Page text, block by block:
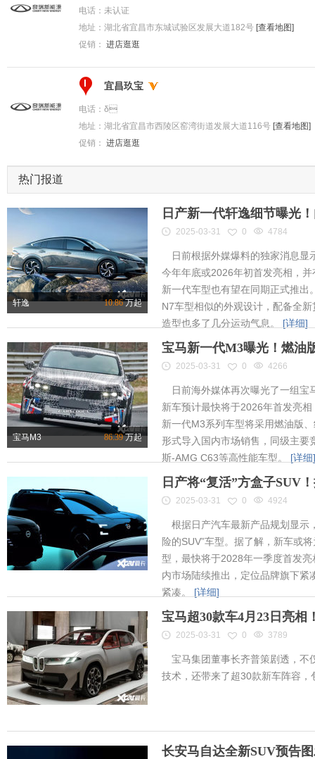
电话： 未认证
地址： 湖北省宜昌市东城试验区发展大道182号 [查看地图]
促销： 进店逛逛
I 宜昌玖宝
电话： δ
地址： 湖北省宜昌市西陵区窑湾街道发展大道116号 [查看地图]
促销： 进店逛逛
热门报道
轩逸 10.86万起
日产新一代轩逸细节曝光
2025-03-31 0 4784
日前根据外媒爆料的独家消息显
今年年底或2026年初首发亮相，
新一代车型也有望在同期正式推出
N7车型相似的外观设计，配备全
造型也多了几分运动气息。 [详细]
宝马M3 86.39万起
宝马新一代M3曝光！燃油
2025-03-31 0 4266
日前海外媒体再次曝光了一组宝
新车预计最快将于2026年首发亮
新一代M3系列车型将采用燃油版
形式导入国内市场销售，同级主要
斯-AMG C63等高性能车型。 [详细]
日产将“复活”方盒子SUV
2025-03-31 0 4924
根据日产汽车最新产品规划显示
险的SUV”车型。据了解，新车或
型，最快将于2028年一季度首发
内市场陆续推出，定位品牌旗下紧
紧凑。 [详细]
宝马超30款车4月23日亮
2025-03-31 0 3789
宝马集团董事长齐普策剧透，不
技术，还带来了超30款新车阵容
长安马自达全新SUV预告